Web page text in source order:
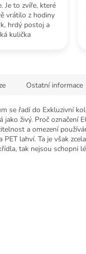
Je to zvíře, které
vrátilo z hodiny
hrdý postoj a
kulička
Ostatní informace
se řadí do Exkluzivní
živý. Proč označení
a omezení
lahví. Ta je však
tak nejsou schopni